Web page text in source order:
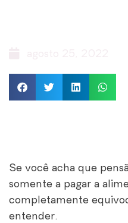
Se você acha que
somente a pagar a
completamente
entender.